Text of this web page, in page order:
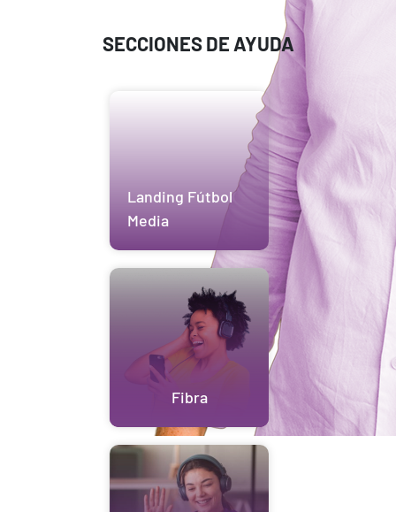
SECCIONES DE AYUDA
Landing Fútbol
Media
Fibra